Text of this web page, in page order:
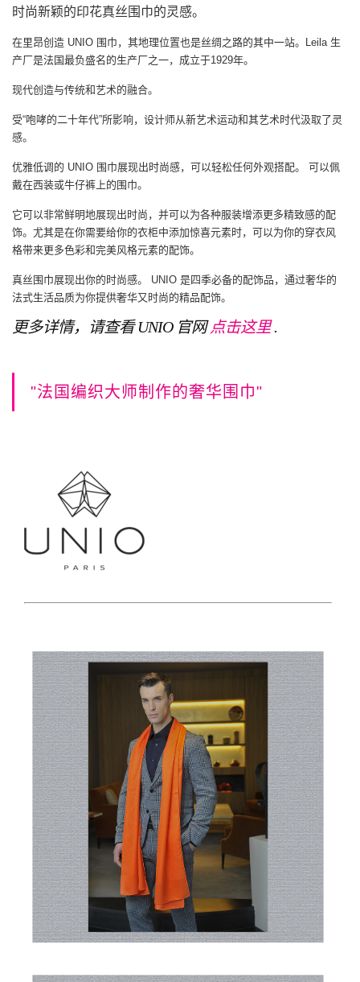
时尚新颖的印花真丝围巾的灵感。
在里昂创造 UNIO 围巾，其地理位置也是丝绸之路的其中一站。Leila 生
产厂是法国最负盛名的生产厂之一，成立于1929年。
现代创造与传统和艺术的融合。
受“咆哮的二十年代”所影响，设计师从新艺术运动和其艺术时代汲取了灵
感。
优雅低调的 UNIO 围巾展现出时尚感，可以轻松任何外观搭配。 可以佩
戴在西装或牛仔裤上的围巾。
它可以非常鲜明地展现出时尚，并可以为各种服装增添更多精致感的配
饰。尤其是在你需要给你的衣柜中添加惊喜元素时，可以为你的穿衣风
格带来更多色彩和完美风格元素的配饰。
真丝围巾展现出你的时尚感。 UNIO 是四季必备的配饰品，通过奢华的
法式生活品质为你提供奢华又时尚的精品配饰。
更多详情，请查看 UNIO 官网点击这里.
"法国编织大师制作的奢华围巾"